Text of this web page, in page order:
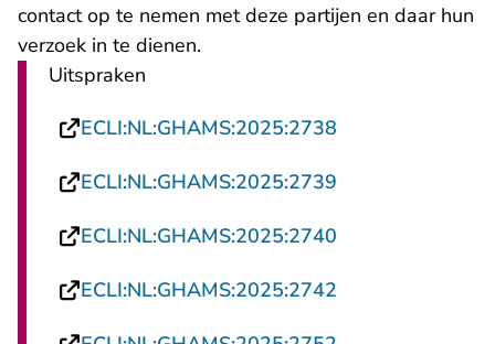
contact op te nemen met deze partijen en daar hun
verzoek in te dienen.
Uitspraken
ECLI:NL:GHAMS:2025:2738
ECLI:NL:GHAMS:2025:2739
ECLI:NL:GHAMS:2025:2740
ECLI:NL:GHAMS:2025:2742